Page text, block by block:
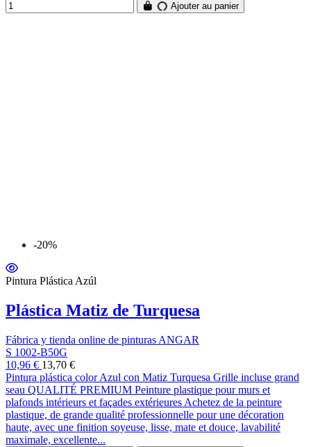
Ajouter au panier
-20%
Pintura Plástica Azúl
Plástica Matiz de Turquesa
Fábrica y tienda online de pinturas ANGAR
S 1002-B50G
10,96 € 13,70 €
Pintura plástica color Azul con Matiz Turquesa Grille incluse grand
seau QUALITÉ PREMIUM Peinture plastique pour murs et
plafonds intérieurs et façades extérieures Achetez de la peinture
plastique, de grande qualité professionnelle pour une décoration
haute, avec une finition soyeuse, lisse, mate et douce, lavabilité
maximale, excellente...